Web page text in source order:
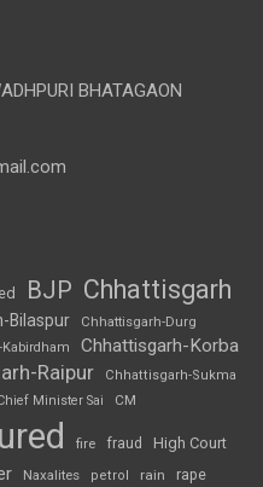
BHATAGAON
BJP Chhattisgarh
Bilaspur Chhattisgarh-Durg
Chhattisgarh-Korba
Raipur
Chhattisgarh-Sukma
Minister Sai CM
fire fraud High Court
Naxalites petrol rain rape